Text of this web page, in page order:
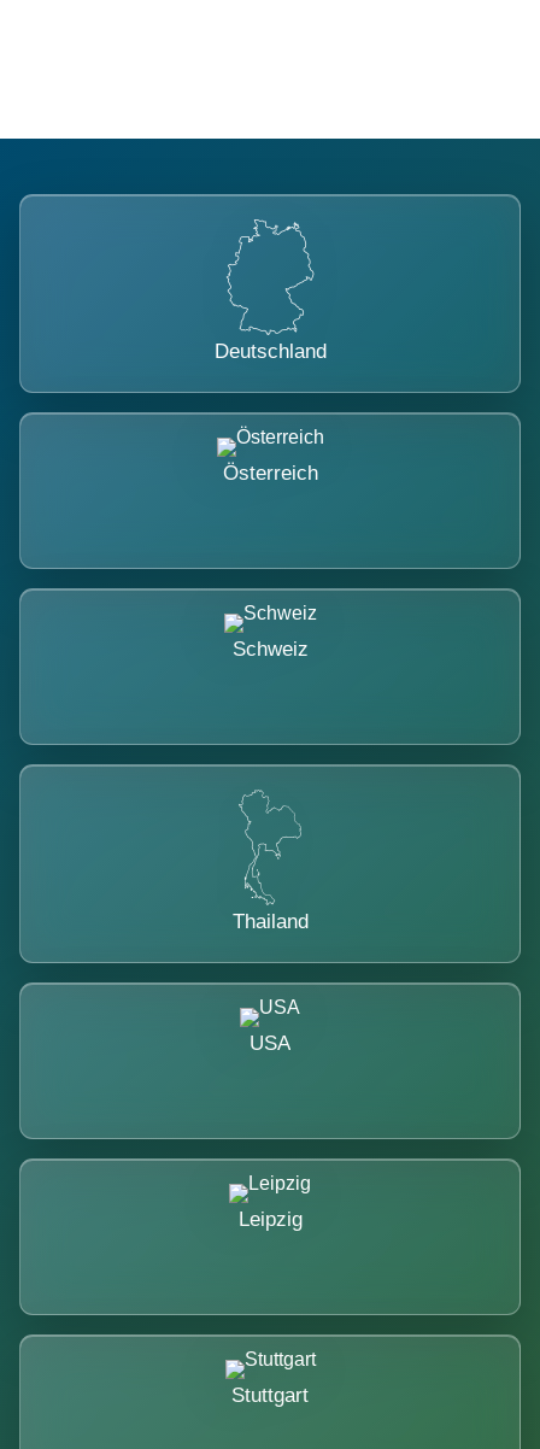
Deutschland
Österreich
Schweiz
Thailand
USA
Leipzig
Stuttgart